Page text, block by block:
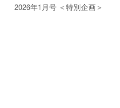
2026年1月号 ＜特別企画＞